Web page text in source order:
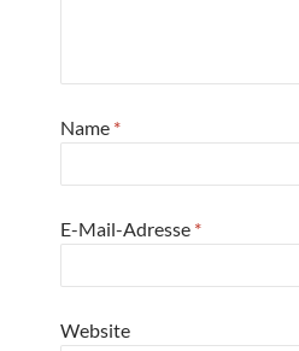
Name *
E-Mail-Adresse *
Website